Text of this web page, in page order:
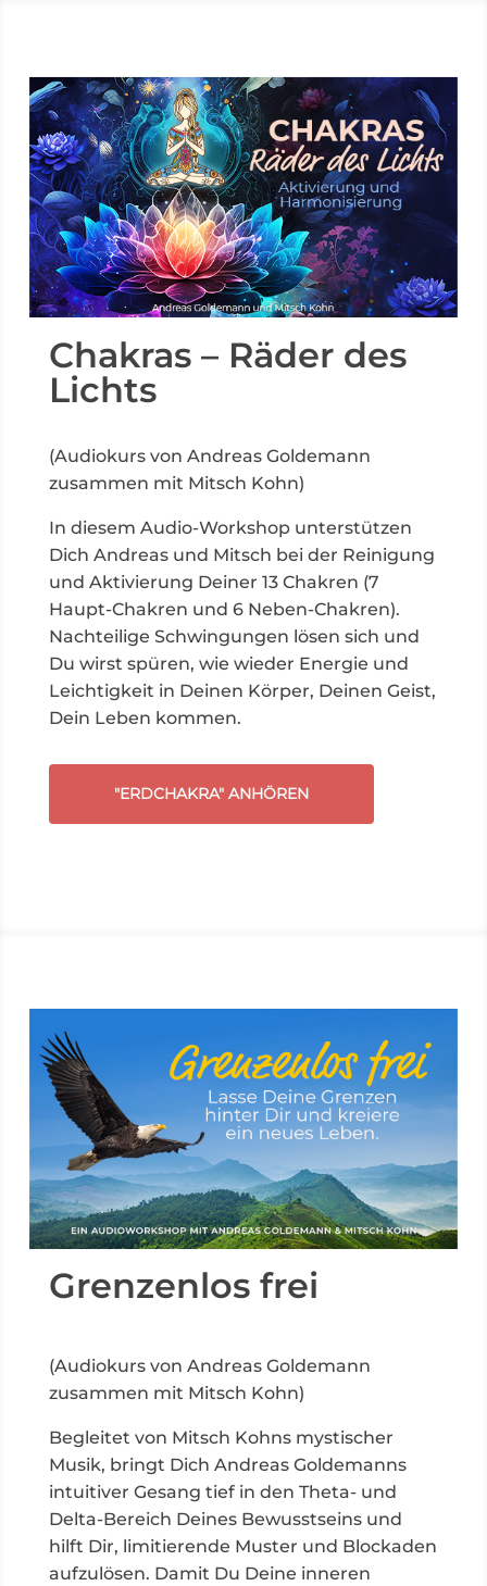
Chakras – Räder des
Lichts
(Audiokurs von Andreas Goldemann
zusammen mit Mitsch Kohn)
In diesem Audio-Workshop unterstützen
Dich Andreas und Mitsch bei der Reinigung
und Aktivierung Deiner 13 Chakren (7
Haupt-Chakren und 6 Neben-Chakren).
Nachteilige Schwingungen lösen sich und
Du wirst spüren, wie wieder Energie und
Leichtigkeit in Deinen Körper, Deinen Geist,
Dein Leben kommen.
"ERDCHAKRA" ANHÖREN
Grenzenlos frei
(Audiokurs von Andreas Goldemann
zusammen mit Mitsch Kohn)
Begleitet von Mitsch Kohns mystischer
Musik, bringt Dich Andreas Goldemanns
intuitiver Gesang tief in den Theta- und
Delta-Bereich Deines Bewusstseins und
hilft Dir, limitierende Muster und Blockaden
aufzulösen. Damit Du Deine inneren